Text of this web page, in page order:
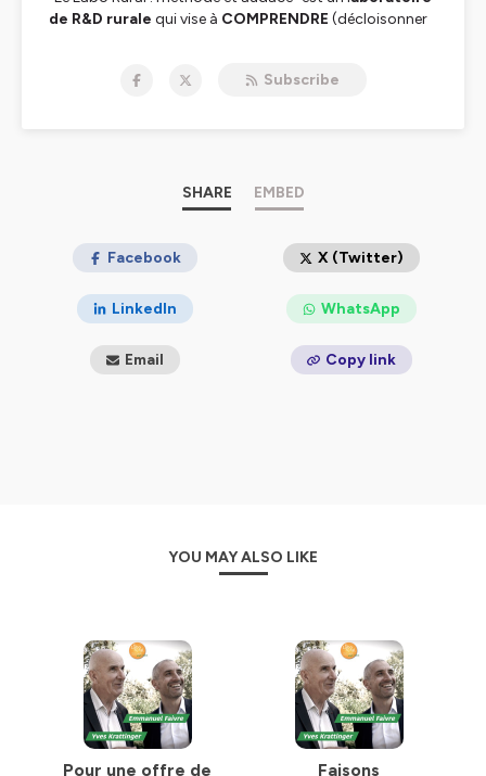
de R&D rurale qui vise à COMPRENDRE (décloisonner
CO-CONSTRUIRE(toujours rechercher la diversité et la
de l’implication des acteurs -venus d’horizons
professionnels et géographiques différents- afin de
additionner les moyens et les réflexions pour l’action, en
s’ouvrir aux citoyens.
• Réalisation sonore :
Musique pour l'Imaginaire
Hébergé par Ausha. Visitez
ausha.co/politique-de-
Subscribe
SHARE EMBED
Facebook X (Twitter)
LinkedIn WhatsApp
Email Copy link
YOU MAY ALSO LIKE
Pour une offre de Faisons